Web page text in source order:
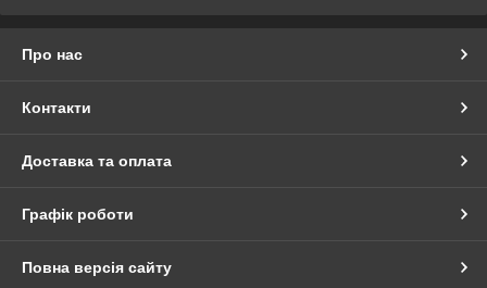
Про нас
Контакти
Доставка та оплата
Графік роботи
Повна версія сайту